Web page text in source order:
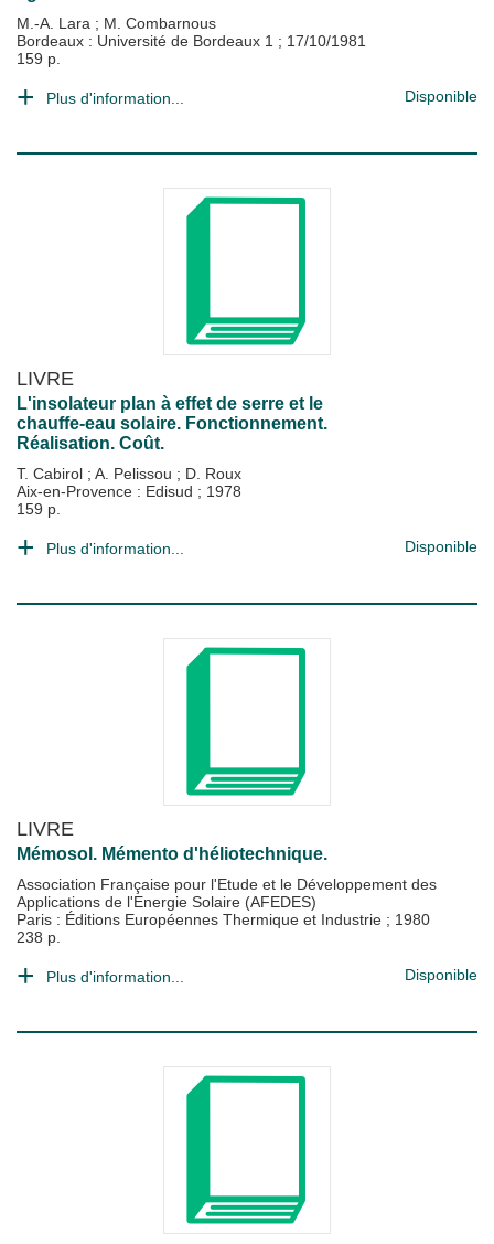
M.-A. Lara ; M. Combarnous
Bordeaux : Université de Bordeaux 1 ; 17/10/1981
159 p.
Plus d'information... Disponible
LIVRE
L'insolateur plan à effet de serre et le
chauffe-eau solaire. Fonctionnement.
Réalisation. Coût.
T. Cabirol ; A. Pelissou ; D. Roux
Aix-en-Provence : Edisud ; 1978
159 p.
Plus d'information... Disponible
LIVRE
Mémosol. Mémento d'héliotechnique.
Association Française pour l'Etude et le Développement des
Applications de l'Energie Solaire (AFEDES)
Paris : Éditions Européennes Thermique et Industrie ; 1980
238 p.
Plus d'information... Disponible